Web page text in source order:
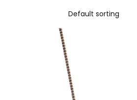
Default sorting